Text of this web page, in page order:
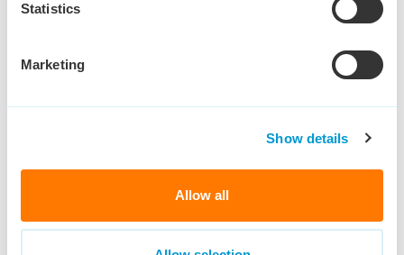
Statistics
Marketing
Show details
Allow all